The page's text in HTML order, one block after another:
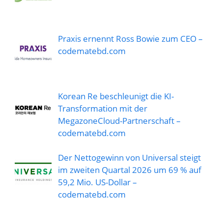
Praxis ernennt Ross Bowie zum CEO –
codematebd.com
Korean Re beschleunigt die KI-
Transformation mit der
MegazoneCloud-Partnerschaft –
codematebd.com
Der Nettogewinn von Universal steigt
im zweiten Quartal 2026 um 69 % auf
59,2 Mio. US-Dollar –
codematebd.com